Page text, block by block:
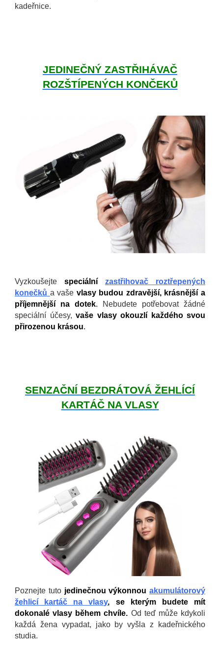
kadeřnice.
JEDINEČNÝ ZASTŘIHÁVAČ
ROZŠTÍPENÝCH KONČEKŮ
Vyzkoušejte speciální zastřihovač roztřepených
konečků a vaše vlasy budou zdravější, krásnější a
příjemnější na dotek.
Nebudete potřebovat žádné
speciální účesy, vaše vlasy okouzlí každého svou
přirozenou krásou.
SENZAČNÍ BEZDRÁTOVÁ ŽEHLÍCÍ
KARTÁČ NA VLASY
Poznejte tuto jedinečnou výkonnou akumulátorový
žehlicí kartáč na vlasy, se kterým budete mít
dokonalé vlasy během chvíle. Od teď může kdykoli
každá žena vypadat, jako by vyšla z kadeřnického
studia.